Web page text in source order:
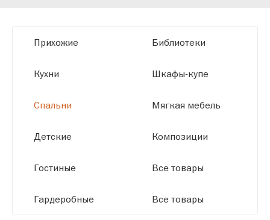
размерам.
Прихожие
Кухни
Спальни
Детские
Гостиные
Гардеробные
Библиотеки
Шкафы-купе
Мягкая мебель
Композиции
Все товары
Все товары